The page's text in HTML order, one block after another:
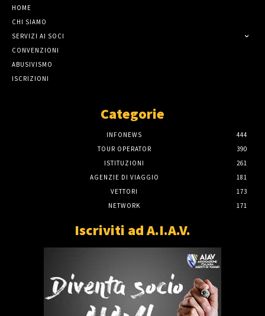
HOME
CHI SIAMO
SERVIZI AI SOCI
CONVENZIONI
ABUSIVISMO
ISCRIZIONI
Categorie
INFONEWS
444
TOUR OPERATOR
390
ISTITUZIONI
261
AGENZIE DI VIAGGIO
181
VETTORI
173
NETWORK
171
Iscriviti ad A.I.A.V.